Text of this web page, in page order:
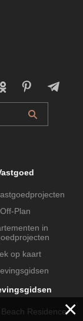
Off-Plan
in
op kaart
Residence×